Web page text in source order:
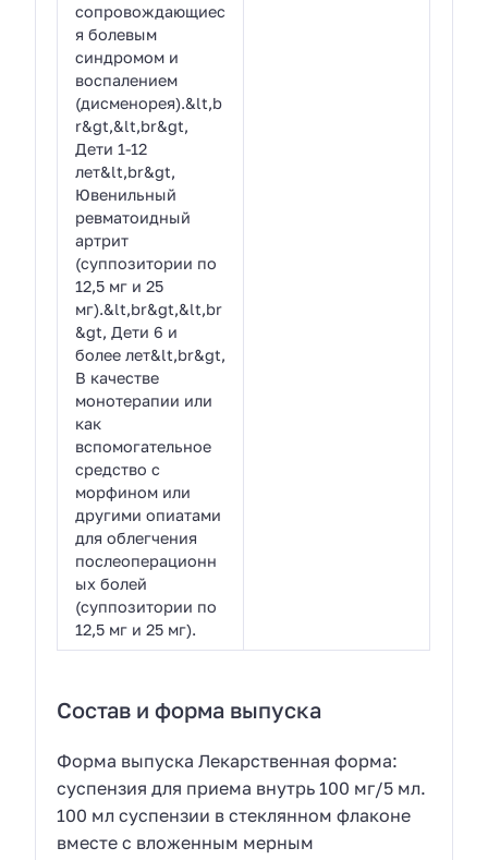
сопровождающиес
я болевым
синдромом и
воспалением
(дисменорея).&lt,b
r&gt,&lt,br&gt,
Дети 1-12
лет&lt,br&gt,
Ювенильный
ревматоидный
артрит
(суппозитории по
12,5 мг и 25
мг).&lt,br&gt,&lt,br
&gt, Дети 6 и
более лет&lt,br&gt,
В качестве
монотерапии или
как
вспомогательное
средство с
морфином или
другими опиатами
для облегчения
послеоперационн
ых болей
(суппозитории по
12,5 мг и 25 мг).
Состав и форма выпуска
Форма выпуска Лекарственная форма:
суспензия для приема внутрь 100 мг/5 мл.
100 мл суспензии в стеклянном флаконе
вместе с вложенным мерным